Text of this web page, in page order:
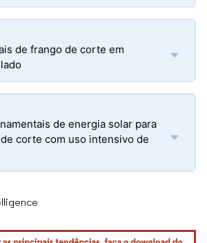
de frango de corte em
de energia solar para
corte com uso intensivo de